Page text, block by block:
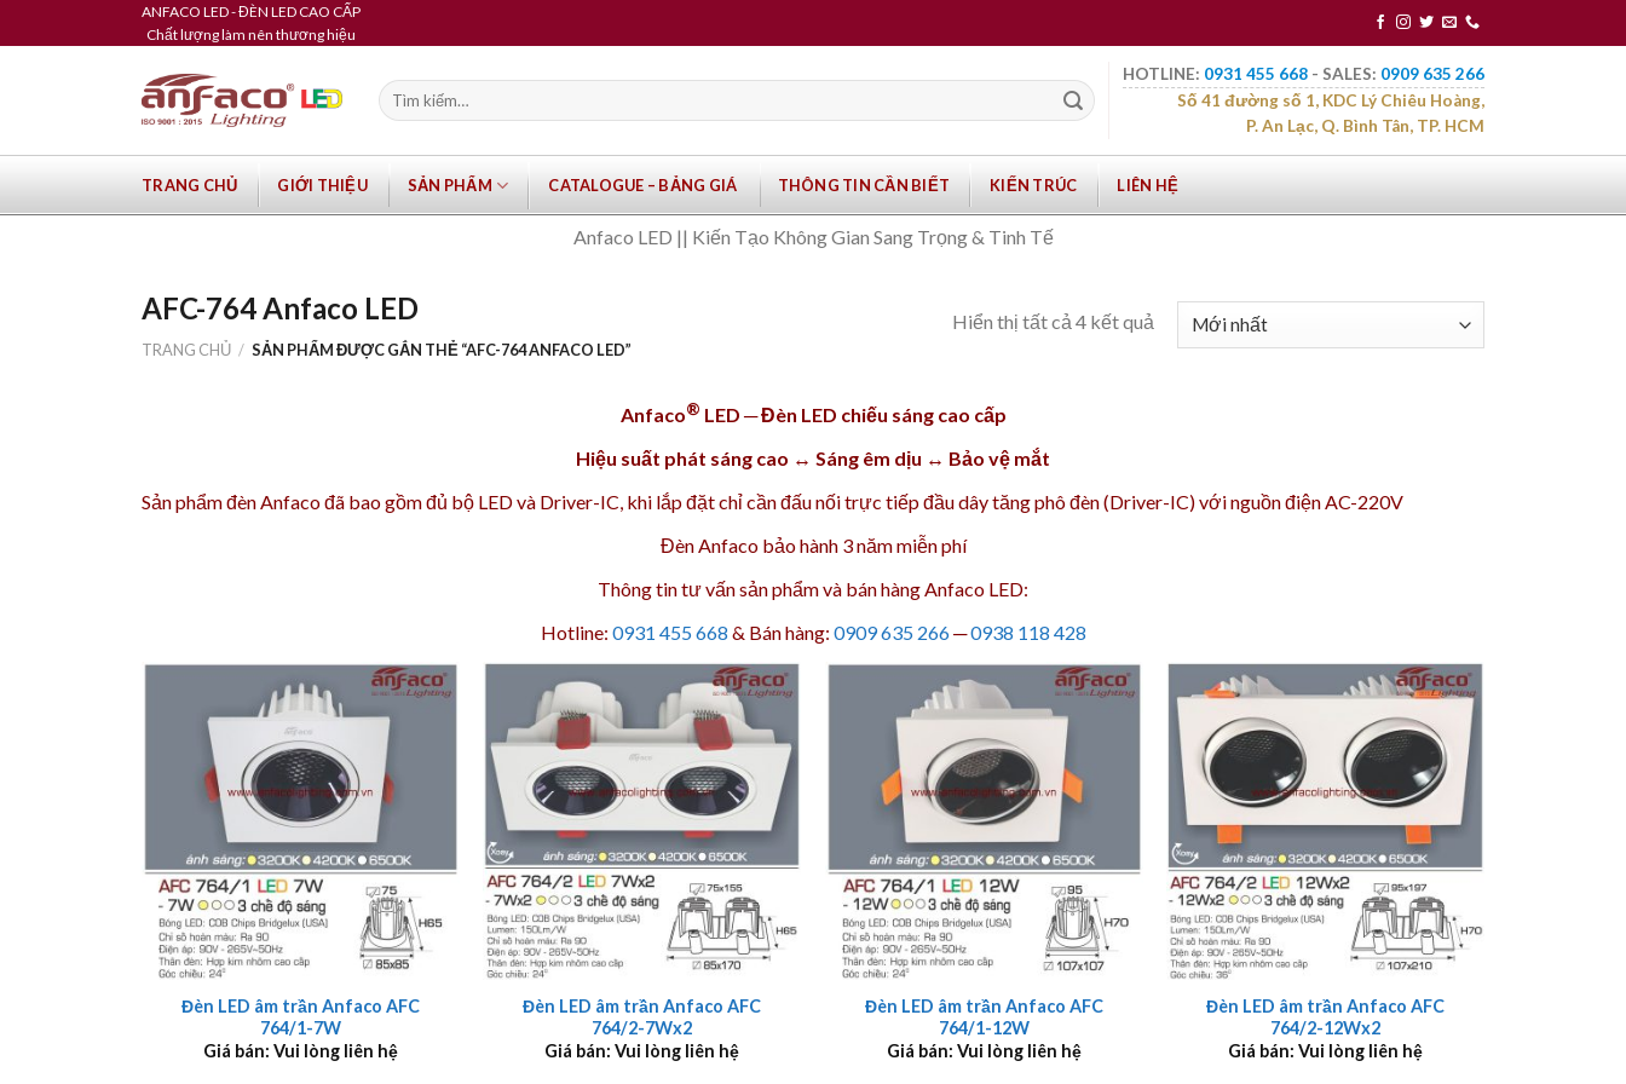
to
ANFACO LED - ĐÈN LED CAO CẤP
Chất lượng làm nên thương hiệu
Tìm
kiếm:
HOTLINE: 0931 455 668 - SALES: 0909 635 266
Số 41 đường số 1, KDC Lý Chiêu Hoàng,
P. An Lạc, Q. Bình Tân, TP. HCM
TRANG CHỦ GIỚI THIỆU SẢN PHẨM CATALOGUE – BẢNG GIÁ THÔNG TIN CẦN BIẾT KIẾN TRÚC LIÊN HỆ
Anfaco LED || Kiến Tạo Không Gian Sang Trọng & Tinh Tế
AFC-764 Anfaco LED
TRANG CHỦ / SẢN PHẨM ĐƯỢC GẮN THẺ “AFC-764 ANFACO LED”
Hiển thị tất cả 4 kết quả
Anfaco® LED ─ Đèn LED chiếu sáng cao cấp
Hiệu suất phát sáng cao ↔ Sáng êm dịu ↔ Bảo vệ mắt
Sản phẩmđèn Anfacođã bao gồm đủ bộ LED và Driver-IC, khi lắp đặt chỉ cần đấu nối trực tiếp đầu dây tăng phô đèn (Driver-IC) với nguồn điện AC-220V
Đèn Anfaco bảo hành 3 nămmiễn phí
Thông tin tư vấn sản phẩm và bán hàng Anfaco LED:
Hotline: 0931 455 668 & Bán hàng: 0909 635 266─0938 118 428
+
Đèn LED âm trần Anfaco AFC
764/1-7W
Giá bán: Vui lòng liên hệ
+
Đèn LED âm trần Anfaco AFC
764/2-7Wx2
Giá bán: Vui lòng liên hệ
+
Đèn LED âm trần Anfaco AFC
764/1-12W
Giá bán: Vui lòng liên hệ
+
Đèn LED âm trần Anfaco AFC
764/2-12Wx2
Giá bán: Vui lòng liên hệ